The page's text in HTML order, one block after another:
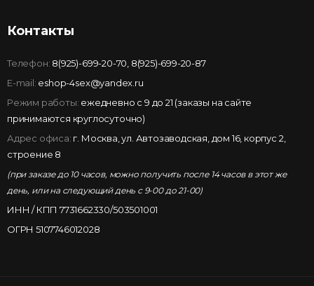
Контакты
Телефон: 8(925)-699-20-70 8(925)-699-20-87
E-mail: eshop-4sex@yandex.ru
Режим работы: ежедневно с 9 до 21 (заказы на сайте
принимаются круглосуточно)
Адрес офиса: г. Москва, ул. Автозаводская, дом 16, корпус 2,
строение 8
(при заказе до 10 часов, можно получить после 14 часов в этот же
день, или на следующий день с 9-00 до 21-00)
ИНН / КПП 7731662330/503501001
ОГРН 5107746012028